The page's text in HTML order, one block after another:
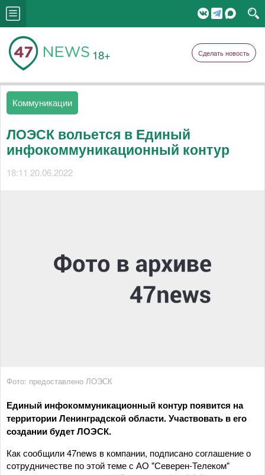
18+ Сделать новость
Коммуникации
ЛОЭСК вольется в Единый
инфокоммуникационный контур
18:11 20.06.2022
Фото: предоставлено ЛОЭСК
Единый инфокоммуникационный контур появится на
территории Ленинградской области. Участвовать в его
создании будет ЛОЭСК.
Как сообщили 47news в компании, подписано соглашение о
сотрудничестве по этой теме с АО "Северен-Телеком"